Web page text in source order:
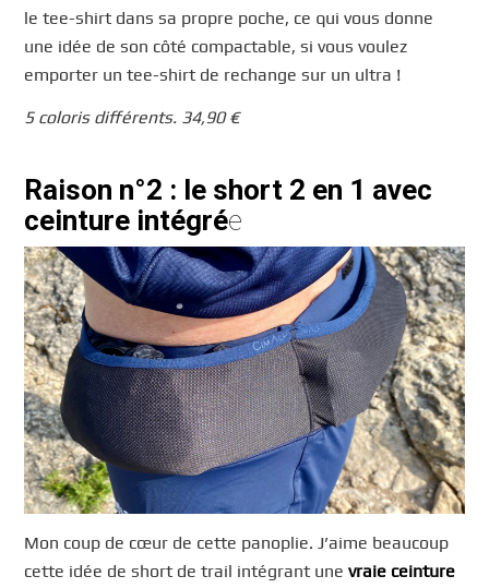
le tee-shirt dans sa propre poche, ce qui vous donne
une idée de son côté compactable, si vous voulez
emporter un tee-shirt de rechange sur un ultra !
5 coloris différents. 34,90 €
Raison n°2 : le short 2 en 1 avec
ceinture intégrée
Mon coup de cœur de cette panoplie. J’aime beaucoup
cette idée de short de trail intégrant unevraie ceinture